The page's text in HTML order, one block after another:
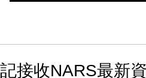
接收NARS最新